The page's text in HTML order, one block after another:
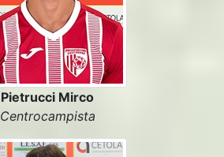
Pietrucci Mirco
Centrocampista